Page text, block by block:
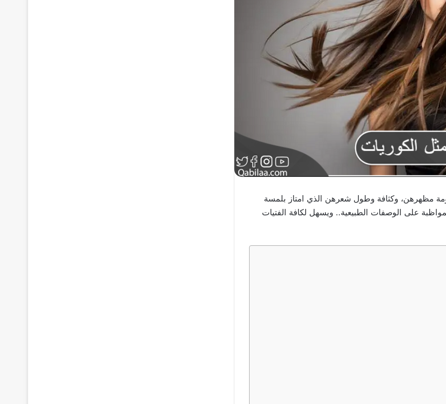
مظهرهن، وكثافة وطول شعرهن الذي امتاز بلمسة
على الوصفات الطبيعية.. ويسهل لكافة الفتيات